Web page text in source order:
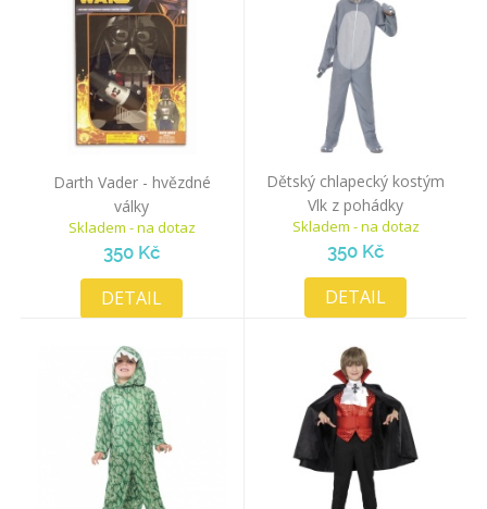
Darth Vader - hvězdné
války
Skladem - na dotaz
350 Kč
DETAIL
Dětský chlapecký kostým
Vlk z pohádky
Skladem - na dotaz
350 Kč
DETAIL